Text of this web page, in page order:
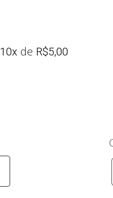
10x de R$5,00